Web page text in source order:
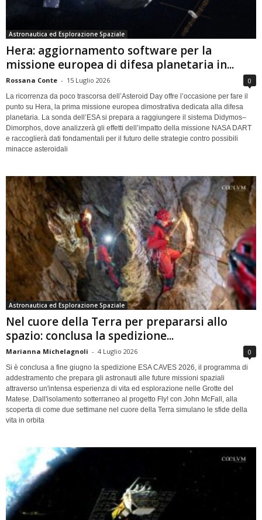
Astronautica ed Esplorazione Spaziale
Hera: aggiornamento software per la
missione europea di difesa planetaria in...
Rossana Conte - 15 Luglio 2026 0
La ricorrenza da poco trascorsa dell’Asteroid Day offre l’occasione per fare il
punto su Hera, la prima missione europea dimostrativa dedicata alla difesa
planetaria. La sonda dell’ESA si prepara a raggiungere il sistema Didymos–
Dimorphos, dove analizzerà gli effetti dell’impatto della missione NASA DART
e raccoglierà dati fondamentali per il futuro delle strategie contro possibili
minacce asteroidali
Astronautica ed Esplorazione Spaziale
Nel cuore della Terra per prepararsi allo
spazio: conclusa la spedizione...
Marianna Michelagnoli - 4 Luglio 2026 0
Si è conclusa a fine giugno la spedizione ESA CAVES 2026, il programma di
addestramento che prepara gli astronauti alle future missioni spaziali
attraverso un'intensa esperienza di vita ed esplorazione nelle Grotte del
Matese. Dall'isolamento sotterraneo al progetto Fly! con John McFall, alla
scoperta di come due settimane nel cuore della Terra simulano le sfide della
vita in orbita